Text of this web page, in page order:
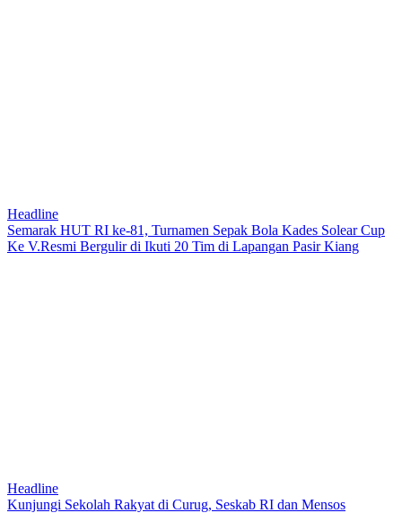
Headline
Semarak HUT RI ke-81, Turnamen Sepak Bola Kades Solear Cup
Ke V.Resmi Bergulir di Ikuti 20 Tim di Lapangan Pasir Kiang
Headline
Kunjungi Sekolah Rakyat di Curug, Seskab RI dan Mensos